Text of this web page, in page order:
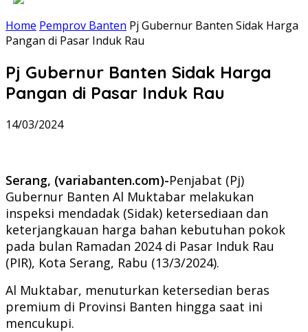
Home Pemprov Banten Pj Gubernur Banten Sidak Harga
Pangan di Pasar Induk Rau
Pj Gubernur Banten Sidak Harga
Pangan di Pasar Induk Rau
14/03/2024
Serang, (variabanten.com)-Penjabat (Pj)
Gubernur Banten Al Muktabar melakukan
inspeksi mendadak (Sidak) ketersediaan dan
keterjangkauan harga bahan kebutuhan pokok
pada bulan Ramadan 2024 di Pasar Induk Rau
(PIR), Kota Serang, Rabu (13/3/2024).
Al Muktabar, menuturkan ketersedian beras
premium di Provinsi Banten hingga saat ini
mencukupi.